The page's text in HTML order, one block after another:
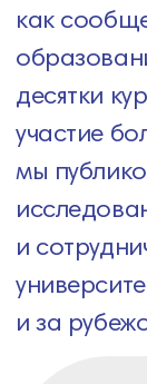
Сейчас мои
терапии,
и
Подробнее
и